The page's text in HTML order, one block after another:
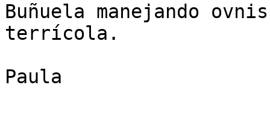
Buñuela manejando
terrícola.
Paula